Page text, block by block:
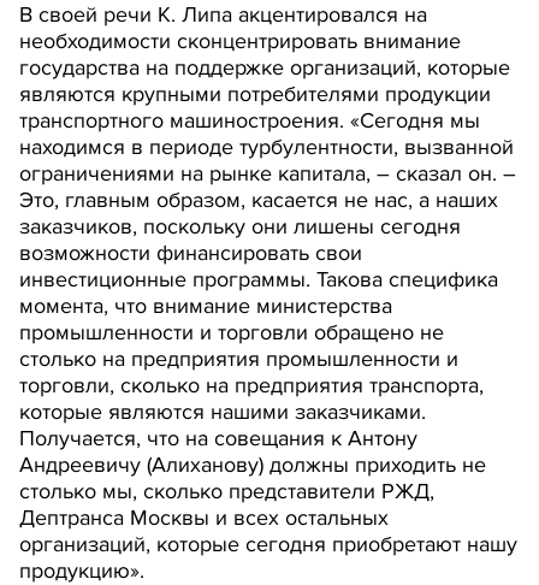
В своей речи К. Липа акцентировался на
необходимости сконцентрировать внимание
государства на поддержке организаций, которые
являются крупными потребителями продукции
транспортного машиностроения. «Сегодня мы
находимся в периоде турбулентности, вызванной
ограничениями на рынке капитала, – сказал он. –
Это, главным образом, касается не нас, а наших
заказчиков, поскольку они лишены сегодня
возможности финансировать свои
инвестиционные программы. Такова специфика
момента, что внимание министерства
промышленности и торговли обращено не
столько на предприятия промышленности и
торговли, сколько на предприятия транспорта,
которые являются нашими заказчиками.
Получается, что на совещания к Антону
Андреевичу (Алиханову) должны приходить не
столько мы, сколько представители РЖД,
Дептранса Москвы и всех остальных
организаций, которые сегодня приобретают нашу
продукцию».